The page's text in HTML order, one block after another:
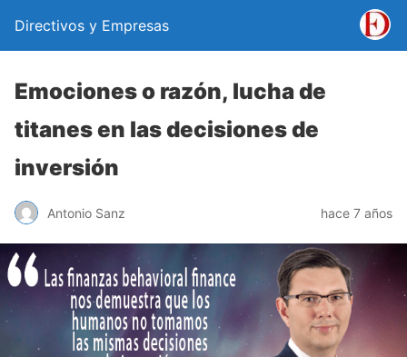
Directivos y Empresas
Emociones o razón, lucha de
titanes en las decisiones de
inversión
Antonio Sanz hace 7 años